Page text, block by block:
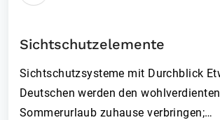
Sichtschutzelemente
Sichtschutzsysteme mit Durchblick Etwa 40% der
Deutschen werden den wohlverdienten
Sommerurlaub zuhause verbringen;…